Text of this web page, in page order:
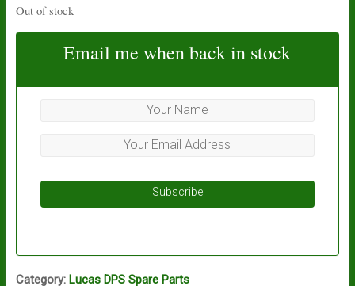
Out of stock
Email me when back in stock
Subscribe
Category: Lucas DPS Spare Parts